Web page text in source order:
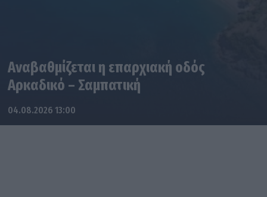
Αναβαθμίζεται η επαρχιακή οδός
Αρκαδικό – Σαμπατική
04.08.2026 13:00